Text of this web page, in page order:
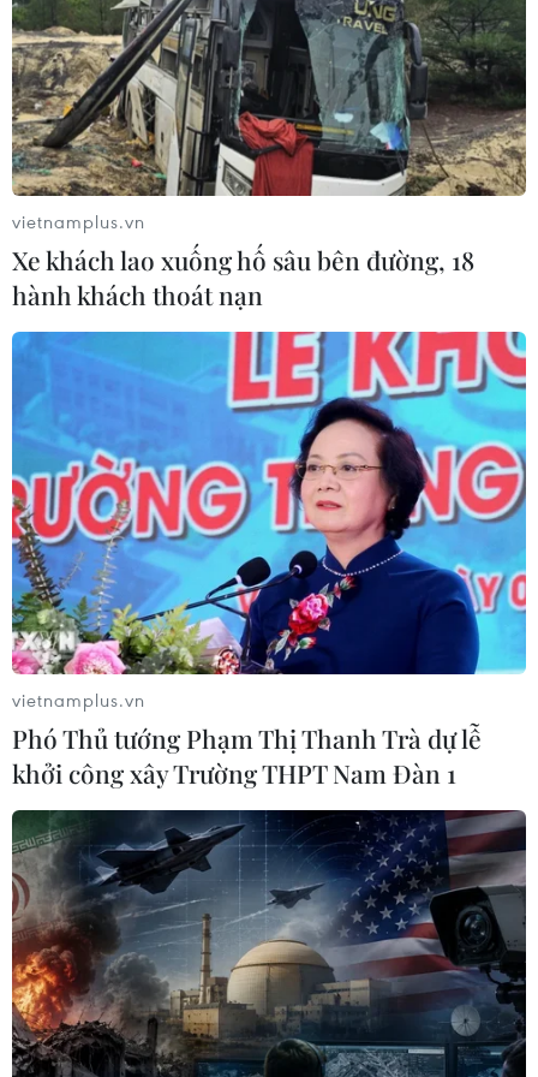
#nhạc sỹ Đỗ Nhuận
#Hội Nhạc sỹ Việt Nam
#100 năm ngày sinh của cố nhạc sỹ Đỗ Nhuận
#Đỗ Nhuận-Âm thanh cuộc đời
Theo dõi VietnamPlus
TIN LIÊN QUAN
vietnamplus.vn
Xe khách lao xuống hố sâu bên đường, 18
hành khách thoát nạn
vietnamplus.vn
Phó Thủ tướng Phạm Thị Thanh Trà dự lễ
khởi công xây Trường THPT Nam Đàn 1